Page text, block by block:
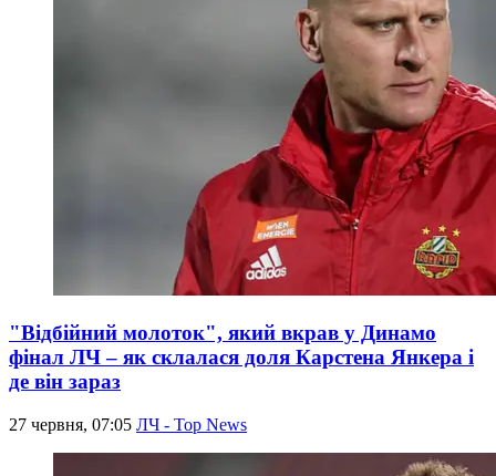
"Відбійний молоток", який вкрав у Динамо
фінал ЛЧ – як склалася доля Карстена Янкера і
де він зараз
27 червня, 07:05 ЛЧ - Top News